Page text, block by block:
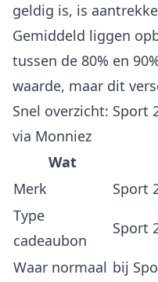
geldig is, is
Gemiddeld liggen
tussen de 80% en
waarde, maar dit
Snel overzicht: Sport
via Monniez
Wat
Merk
Sport
Type
cadeaubon
Sport
Waar normaal bij